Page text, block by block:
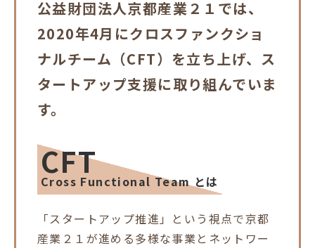
公益財団法人京都産業２１では、
2020年4月にクロスファンクショ
ナルチーム（CFT）を立ち上げ、ス
タートアップ支援に取り組んでいま
す。
CFT
Cross Functional Team とは
「スタートアップ推進」という視点で京都
産業２１が進める多様な事業とネットワー